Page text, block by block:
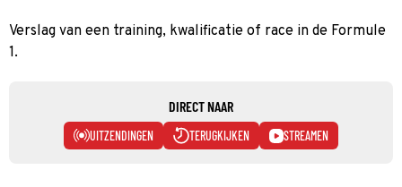
Verslag van een training, kwalificatie of race in de Formule
1.
DIRECT NAAR
UITZENDINGEN TERUGKIJKEN STREAMEN